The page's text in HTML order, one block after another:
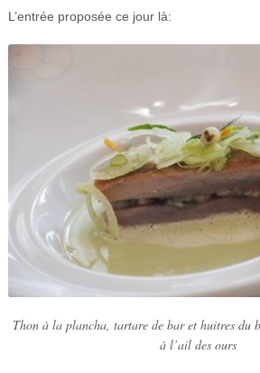
L’entrée proposée ce jour là:
Thon à la plancha, tartare de bar et huitres du
à l’ail des ours